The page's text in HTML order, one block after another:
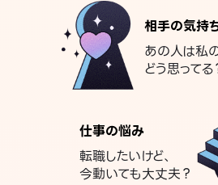
相手の気持
あの人は私
どう思ってる
仕事の悩み
転職したいけど、
今動いても大丈夫？